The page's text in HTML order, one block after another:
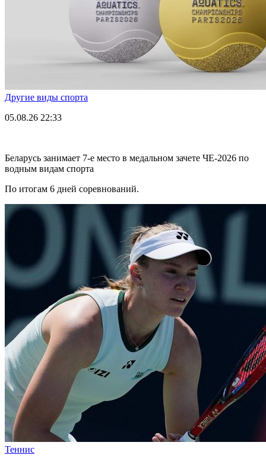
Другие виды спорта
05.08.26 22:33
Беларусь занимает 7-е место в медальном зачете ЧЕ-2026 по
водным видам спорта
По итогам 6 дней соревнований.
Теннис